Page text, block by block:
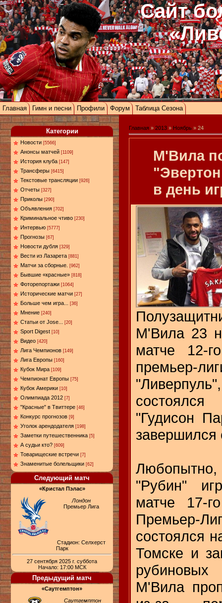
Сайт
Главная Гимн и песни Профили Форум Таблица Сезона
Категории
Новости [5566]
Анонсы матчей [1109]
История клуба [147]
Трансферы [6415]
Текстовые трансляции [926]
Отчеты [327]
Приколы [290]
Объявления [702]
Криминальное чтиво [230]
Интервью [5777]
Прогнозы [67]
Новости дубля [329]
Вести из Лазарета [881]
Матчи за сборные. [962]
Бывшие «красные» [818]
Фоторепортажи [1064]
Исторические матчи [27]
Больше чем игра... [36]
Мнение [240]
Статьи от Jose... [20]
Sport Digest [10]
Видео [420]
Лига Чемпионов [149]
Лига Европы [160]
Кубок Мира [109]
Чемпионат Европы [75]
Кубок Америки [10]
Олимпиада 2012 [7]
"Красные" в Твиттере [46]
Конкурс прогнозов [9]
Уголок арендодателя [198]
Заметки путешественника [5]
А судьи кто? [609]
Товарищеские встречи [7]
Знаменитые болельщики [62]
Следующий матч
«Кристал Пэлас»
Лондон
Премьер Лига
Стадион: Селхерст
Парк
27 сентября 2025 г. суббота
Начало: 17:00 МСК
Предыдущий матч
«Саутгемптон»
Саутгемптон
Главная » 2013 » Ноябрь » 24
М'Вила
в день
М'Вила 23
матче 12-
премьер-
"Гудисон
завершился
Любопытно,
"Рубин"
матче 17-
состоялся
Томске и
М'Вила